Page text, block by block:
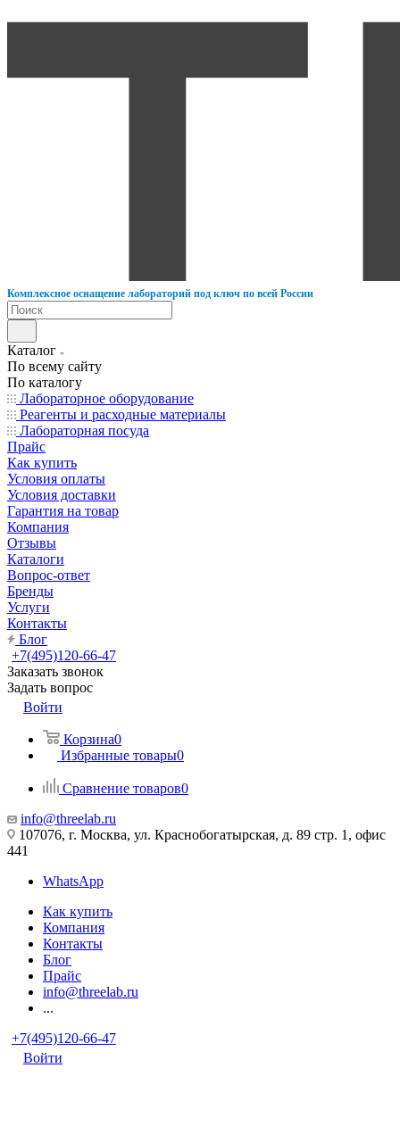
Комплексное оснащение лабораторий под ключ по всей России
Каталог
По всему сайту
По каталогу
Лабораторное оборудование
Реагенты и расходные материалы
Лабораторная посуда
Прайс
Как купить
Условия оплаты
Условия доставки
Гарантия на товар
Компания
Отзывы
Каталоги
Вопрос-ответ
Бренды
Услуги
Контакты
Блог
+7(495)120-66-47
Заказать звонок
Задать вопрос
Войти
Корзина0
Избранные товары0
Сравнение товаров0
info@threelab.ru
107076, г. Москва, ул. Краснобогатырская, д. 89 стр. 1, офис
441
WhatsApp
Как купить
Компания
Контакты
Блог
Прайс
info@threelab.ru
...
+7(495)120-66-47
Войти